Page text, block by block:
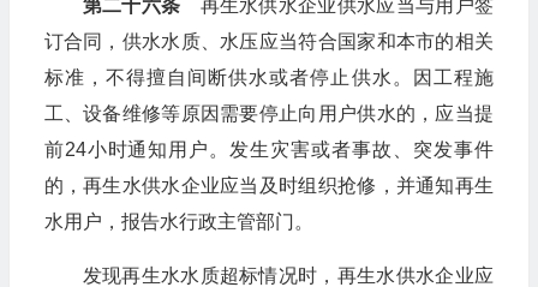
第二十六条 再生水供水企业供水应当与用户签
订合同，供水水质、水压应当符合国家和本市的相关
标准，不得擅自间断供水或者停止供水。因工程施
工、设备维修等原因需要停止向用户供水的，应当提
前24小时通知用户。发生灾害或者事故、突发事件
的，再生水供水企业应当及时组织抢修，并通知再生
水用户，报告水行政主管部门。
发现再生水水质超标情况时，再生水供水企业应